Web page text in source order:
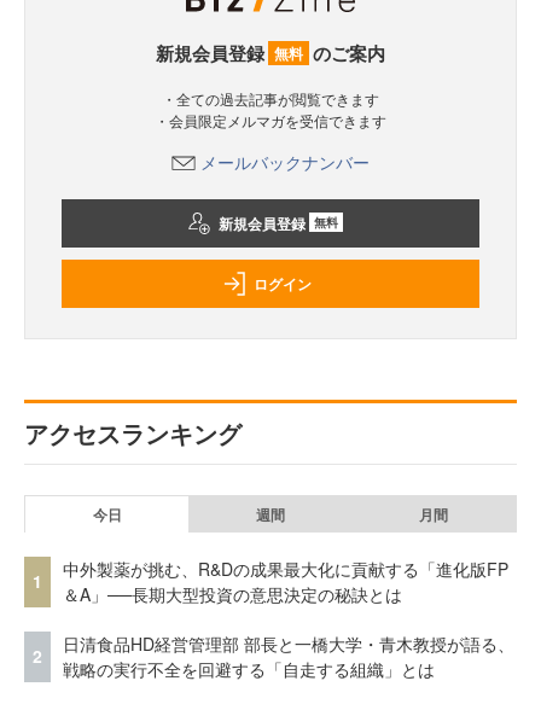
新規会員登録 無料 のご案内
・全ての過去記事が閲覧できます
・会員限定メルマガを受信できます
メールバックナンバー
新規会員登録 無料
ログイン
アクセスランキング
今日 週間 月間
1
中外製薬が挑む、R&Dの成果最大化に貢献する「進化版FP
＆A」──長期大型投資の意思決定の秘訣とは
2
日清食品HD経営管理部 部長と一橋大学・青木教授が語る、
戦略の実行不全を回避する「自走する組織」とは